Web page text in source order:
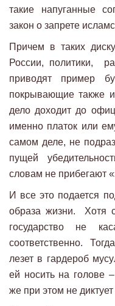
такие напуганные
закон о запрете
Причем в таких
России, политики,
приводят пример
покрывающие также
дело доходит до
именно платок или
самом деле, не
пущей
словам не прибегают
И все это подается
образа жизни. Хотя
государство не
соответственно.
лезет в гардероб
ей носить на голове
же при этом не